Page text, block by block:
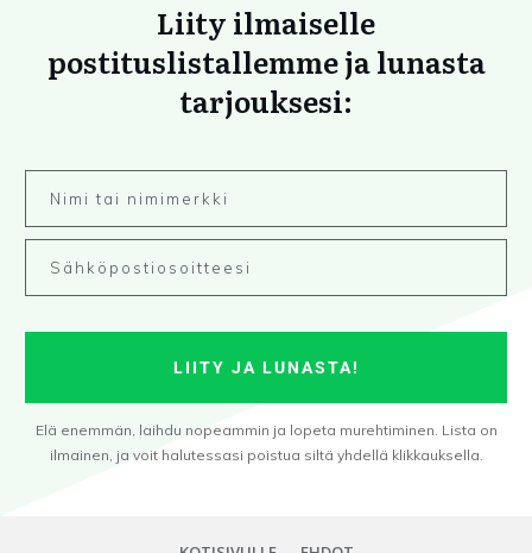
Liity ilmaiselle
postituslistallemme ja lunasta
tarjouksesi:
LIITY JA LUNASTA!
Elä enemmän, laihdu nopeammin ja lopeta murehtiminen. Lista on
ilmainen, ja voit halutessasi poistua siltä yhdellä klikkauksella.